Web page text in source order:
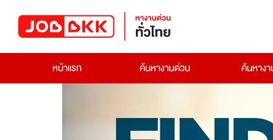
หน้าแรก ค้นหางานด่วน ค้นหาง